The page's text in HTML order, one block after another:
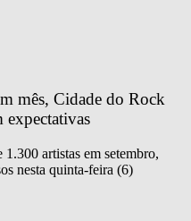
mês, Cidade do Rock
expectativas
artistas em setembro,
nesta quinta-feira (6)